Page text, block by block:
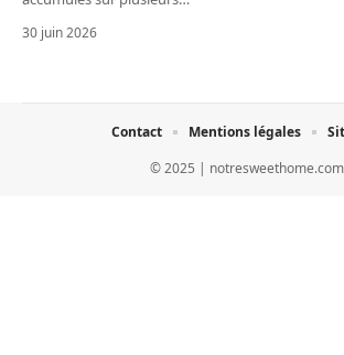
30 juin 2026
© 2025 | notresweethome.com
Contact Mentions légales